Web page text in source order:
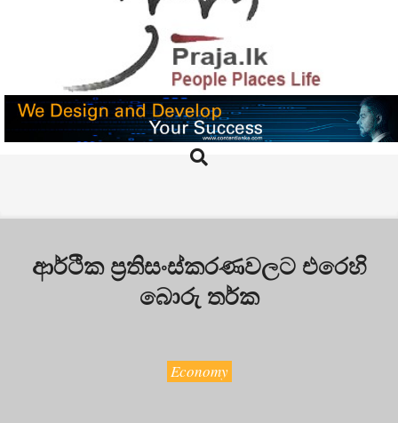
PRAJA.LK
Search
ආර්ථික ප්‍රතිසංස්කරණවලට එරෙහි
බොරු තර්ක
Economy